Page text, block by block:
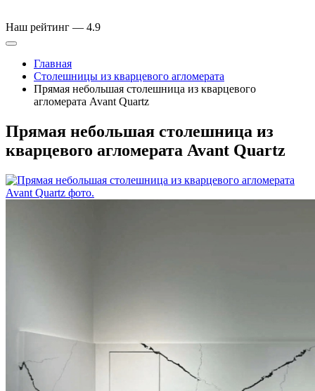
Наш рейтинг — 4.9
Главная
Столешницы из кварцевого агломерата
Прямая небольшая столешница из кварцевого
агломерата Avant Quartz
Прямая небольшая столешница из
кварцевого агломерата Avant Quartz